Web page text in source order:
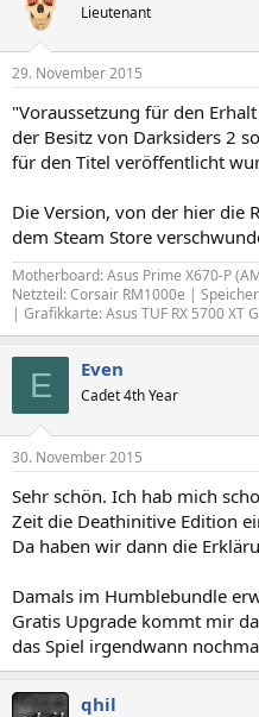
Lieutenant
29. November 2015
"Voraussetzung für den
der Besitz von Darksiders 2
für den Titel veröffentlicht
Die Version, von der hier die
dem Steam Store
Motherboard: Asus Prime X670-P
Netzteil: Corsair RM1000e |
| Grafikkarte: Asus TUF RX 5700 XT
E Even
Cadet 4th Year
30. November 2015
Sehr schön. Ich hab mich
Zeit die Deathinitive Edition
Da haben wir dann die
Damals im Humblebundle
Gratis Upgrade kommt mir
das Spiel irgendwann
qhil